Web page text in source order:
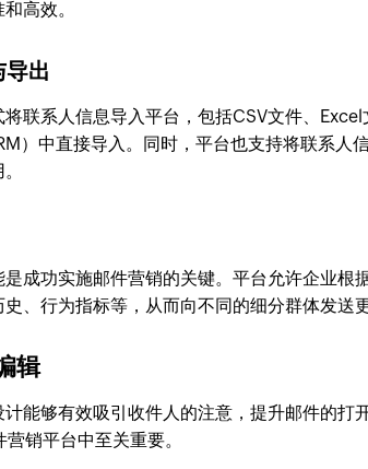
高效。
导出
联系人信息导入平台，包括CSV文件、
）中直接导入。同时，平台也支持将联系人
成功实施邮件营销的关键。平台允许企业根
、行为指标等，从而向不同的细分群体发送
辑
能够有效吸引收件人的注意，提升邮件的打
销平台中至关重要。